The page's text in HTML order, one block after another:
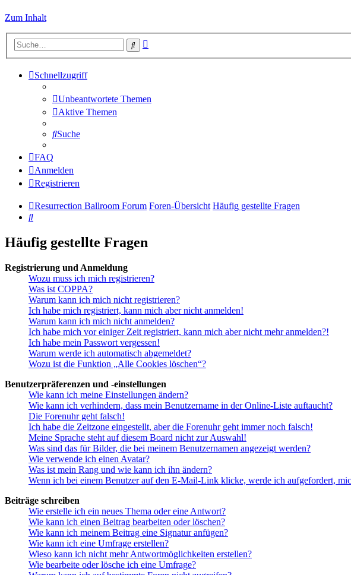
Zum Inhalt
Suche
Schnellzugriff
Unbeantwortete Themen
Aktive Themen
Suche
FAQ
Anmelden
Registrieren
Resurrection Ballroom Forum Foren-Übersicht Häufig gestellte Fragen
Suche
Häufig gestellte Fragen
Registrierung und Anmeldung
Wozu muss ich mich registrieren?
Was ist COPPA?
Warum kann ich mich nicht registrieren?
Ich habe mich registriert, kann mich aber nicht anmelden!
Warum kann ich mich nicht anmelden?
Ich habe mich vor einiger Zeit registriert, kann mich aber nicht mehr anmelden?!
Ich habe mein Passwort vergessen!
Warum werde ich automatisch abgemeldet?
Wozu ist die Funktion „Alle Cookies löschen“?
Benutzerpräferenzen und -einstellungen
Wie kann ich meine Einstellungen ändern?
Wie kann ich verhindern, dass mein Benutzername in der Online-Liste auftaucht?
Die Forenuhr geht falsch!
Ich habe die Zeitzone eingestellt, aber die Forenuhr geht immer noch falsch!
Meine Sprache steht auf diesem Board nicht zur Auswahl!
Was sind das für Bilder, die bei meinem Benutzernamen angezeigt werden?
Wie verwende ich einen Avatar?
Was ist mein Rang und wie kann ich ihn ändern?
Wenn ich bei einem Benutzer auf den E-Mail-Link klicke, werde ich aufgefordert,
Beiträge schreiben
Wie erstelle ich ein neues Thema oder eine Antwort?
Wie kann ich einen Beitrag bearbeiten oder löschen?
Wie kann ich meinem Beitrag eine Signatur anfügen?
Wie kann ich eine Umfrage erstellen?
Wieso kann ich nicht mehr Antwortmöglichkeiten erstellen?
Wie bearbeite oder lösche ich eine Umfrage?